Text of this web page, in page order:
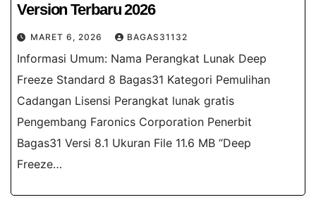
Version Terbaru 2026
MARET 6, 2026 BAGAS31132
Informasi Umum: Nama Perangkat Lunak Deep
Freeze Standard 8​ Bagas31 Kategori Pemulihan
Cadangan Lisensi Perangkat lunak gratis
Pengembang Faronics Corporation Penerbit
Bagas31 Versi 8.1 Ukuran File 11.6 MB “Deep
Freeze…